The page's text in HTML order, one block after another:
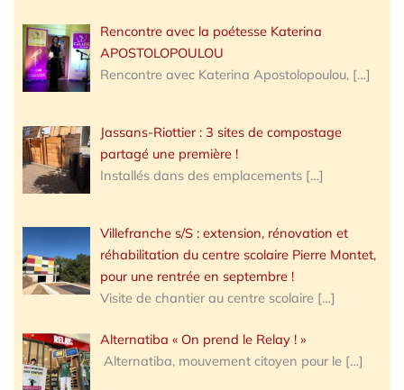
Rencontre avec la poétesse Katerina
APOSTOLOPOULOU
Rencontre avec Katerina Apostolopoulou, […]
Jassans-Riottier : 3 sites de compostage
partagé une première !
Installés dans des emplacements […]
Villefranche s/S : extension, rénovation et
réhabilitation du centre scolaire Pierre Montet,
pour une rentrée en septembre !
Visite de chantier au centre scolaire […]
Alternatiba « On prend le Relay ! »
Alternatiba, mouvement citoyen pour le […]